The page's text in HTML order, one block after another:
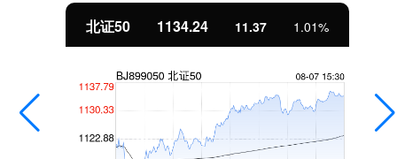
北证50 1134.24 11.37 1.01%